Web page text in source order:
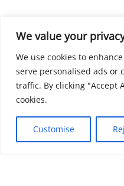
We value your
We use cookies to
serve personalised ads or
traffic. By clicking "Accept
cookies.
Customise
Copyright © 2026